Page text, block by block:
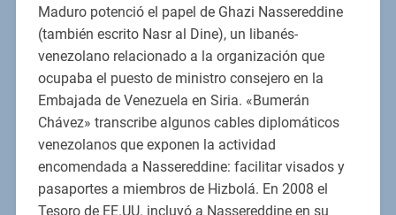
Maduro potenció el papel de Ghazi Nassereddine
(también escrito Nasr al Dine), un libanés-
venezolano relacionado a la organización que
ocupaba el puesto de ministro consejero en la
Embajada de Venezuela en Siria. «Bumerán
Chávez» transcribe algunos cables diplomáticos
venezolanos que exponen la actividad
encomendada a Nassereddine: facilitar visados y
pasaportes a miembros de Hizbolá. En 2008 el
Tesoro de EE.UU. incluyó a Nassereddine en su